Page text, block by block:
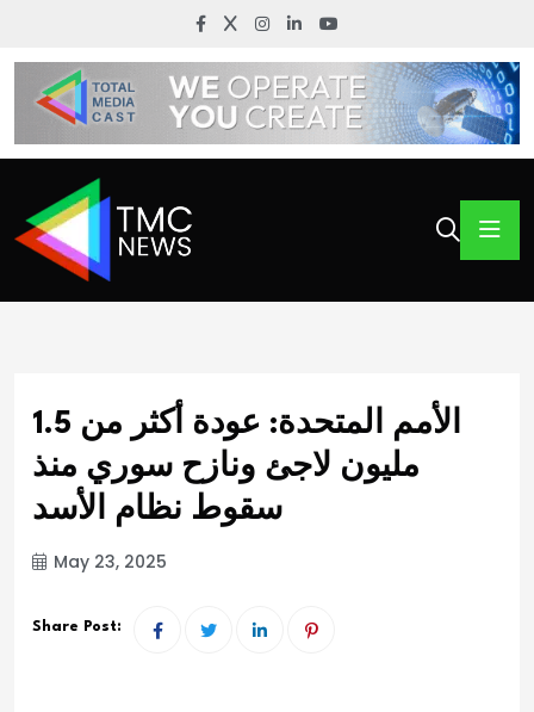
الأمم المتحدة: عودة أكثر من 1.5
مليون لاجئ ونازح سوري منذ
سقوط نظام الأسد
May 23, 2025
Share Post: